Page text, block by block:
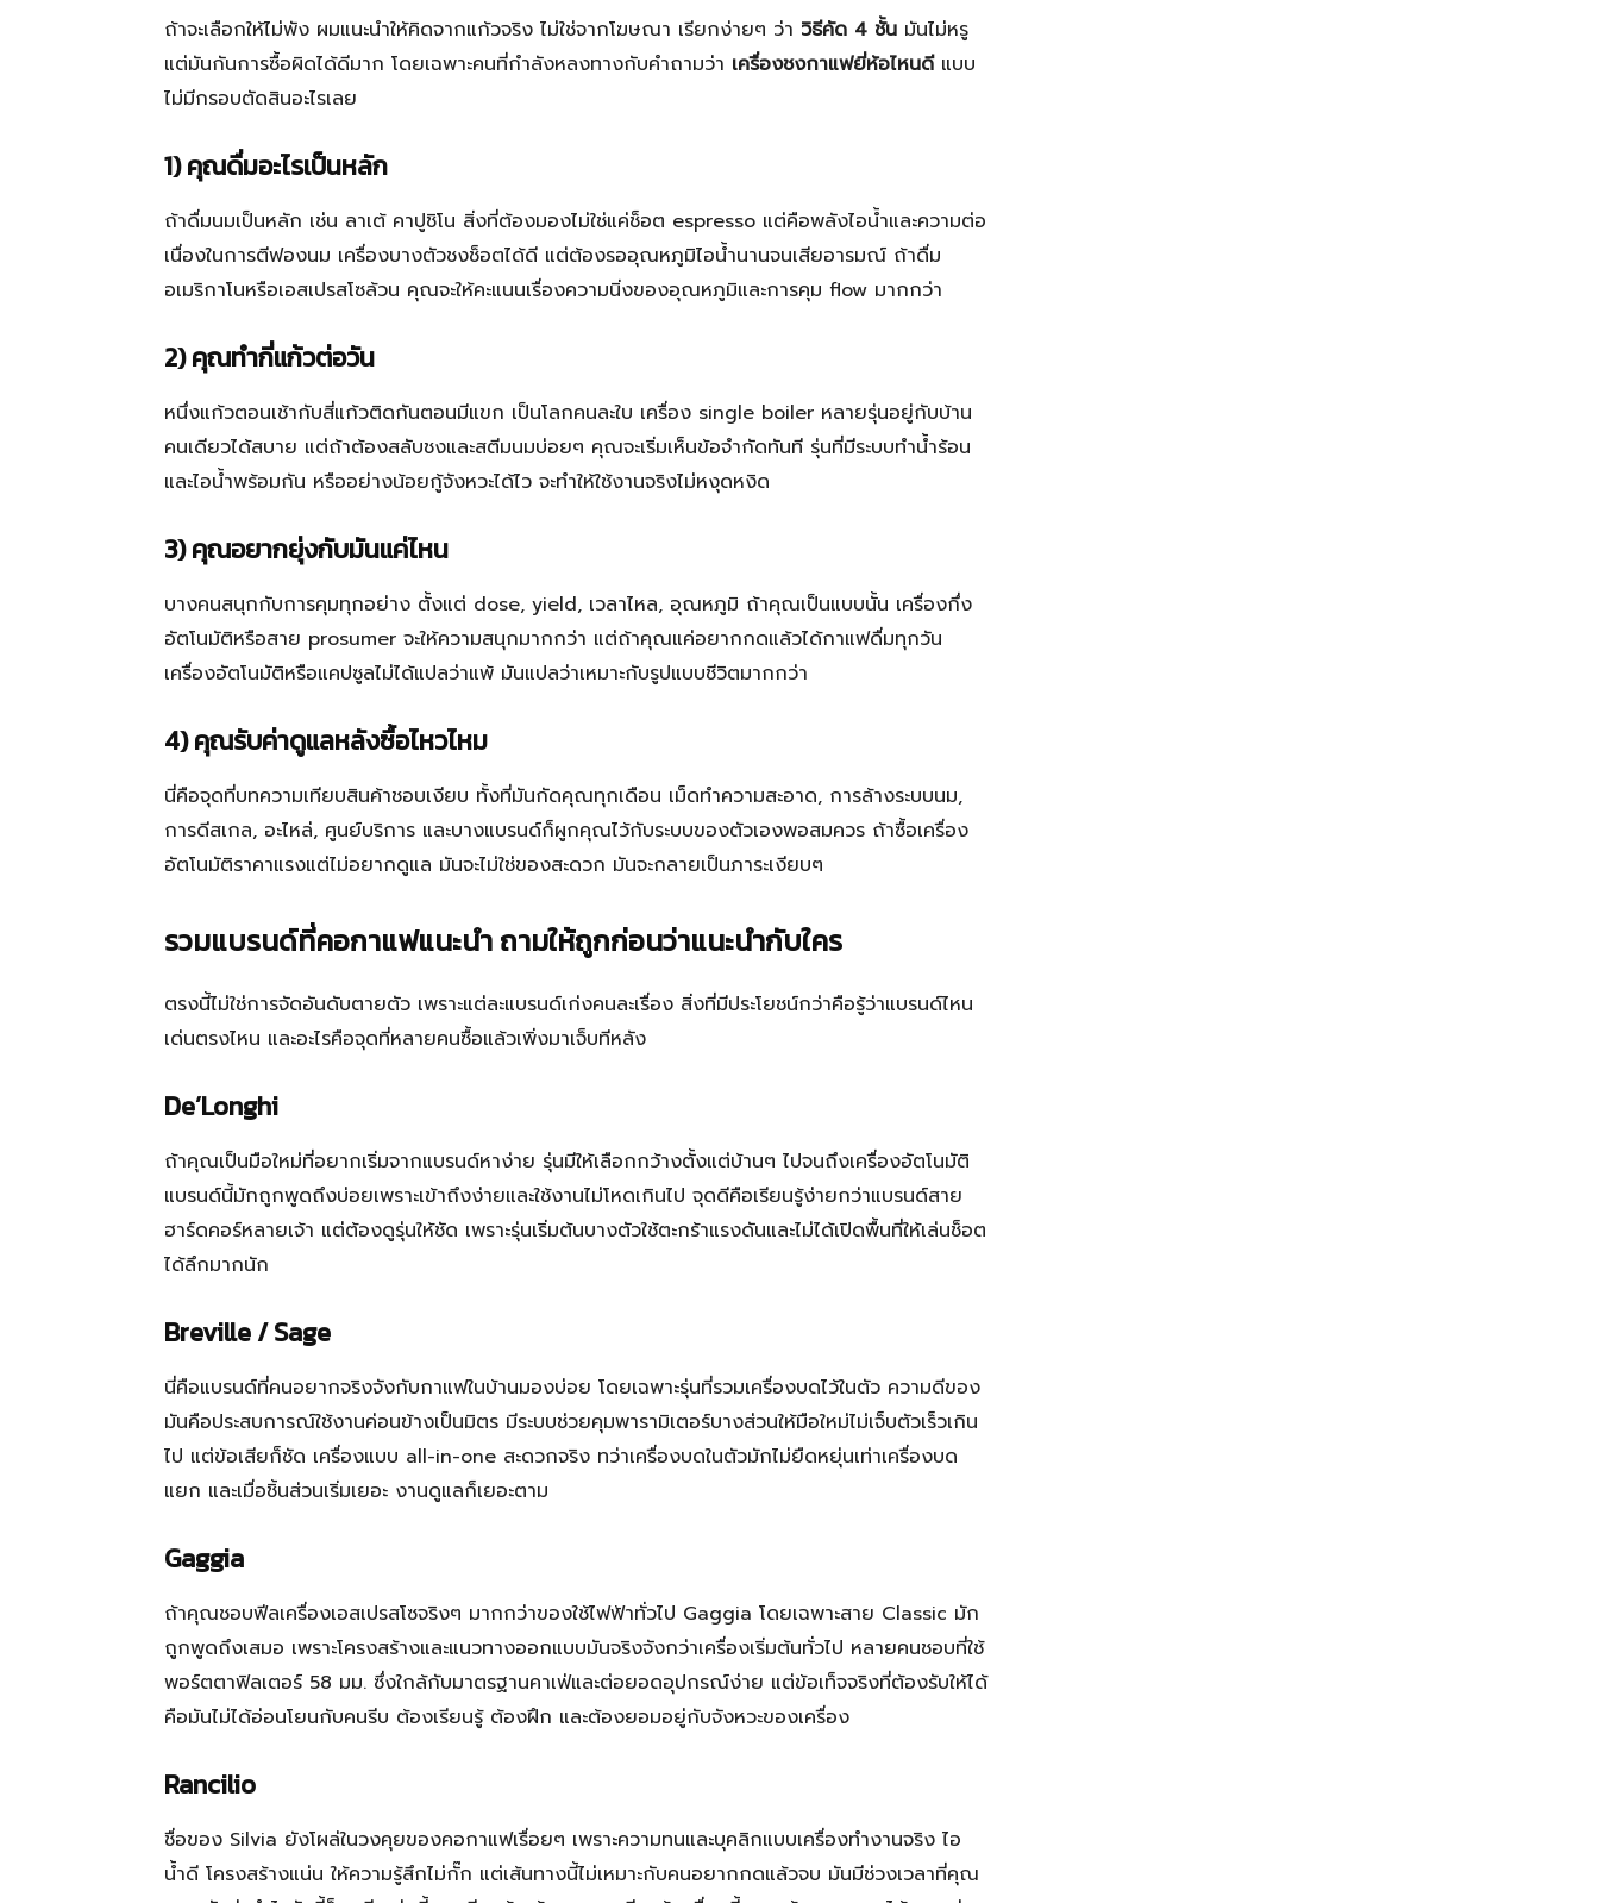
ถ้าจะเลือกให้ไม่พัง ผมแนะนำให้คิดจากแก้วจริง ไม่ใช่จากโฆษณา เรียกง่ายๆ ว่า วิธีคัด 4 ชั้น มันไม่หรู
แต่มันกันการซื้อผิดได้ดีมาก โดยเฉพาะคนที่กำลังหลงทางกับคำถามว่า เครื่องชงกาแฟยี่ห้อไหนดีแบบ
ไม่มีกรอบตัดสินอะไรเลย
1) คุณดื่มอะไรเป็นหลัก
ถ้าดื่มนมเป็นหลัก เช่น ลาเต้ คาปูชิโน สิ่งที่ต้องมองไม่ใช่แค่ช็อต espresso แต่คือพลังไอน้ำและความต่อ
เนื่องในการตีฟองนม เครื่องบางตัวชงช็อตได้ดี แต่ต้องรออุณหภูมิไอน้ำนานจนเสียอารมณ์ ถ้าดื่ม
อเมริกาโนหรือเอสเปรสโซล้วน คุณจะให้คะแนนเรื่องความนิ่งของอุณหภูมิและการคุม flow มากกว่า
2) คุณทำกี่แก้วต่อวัน
หนึ่งแก้วตอนเช้ากับสี่แก้วติดกันตอนมีแขก เป็นโลกคนละใบ เครื่อง single boiler หลายรุ่นอยู่กับบ้าน
คนเดียวได้สบาย แต่ถ้าต้องสลับชงและสตีมนมบ่อยๆ คุณจะเริ่มเห็นข้อจำกัดทันที รุ่นที่มีระบบทำน้ำร้อน
และไอน้ำพร้อมกัน หรืออย่างน้อยกู้จังหวะได้ไว จะทำให้ใช้งานจริงไม่หงุดหงิด
3) คุณอยากยุ่งกับมันแค่ไหน
บางคนสนุกกับการคุมทุกอย่าง ตั้งแต่ dose, yield, เวลาไหล, อุณหภูมิ ถ้าคุณเป็นแบบนั้น เครื่องกึ่ง
อัตโนมัติหรือสาย prosumer จะให้ความสนุกมากกว่า แต่ถ้าคุณแค่อยากกดแล้วได้กาแฟดื่มทุกวัน
เครื่องอัตโนมัติหรือแคปซูลไม่ได้แปลว่าแพ้ มันแปลว่าเหมาะกับรูปแบบชีวิตมากกว่า
4) คุณรับค่าดูแลหลังซื้อไหวไหม
นี่คือจุดที่บทความเทียบสินค้าชอบเงียบ ทั้งที่มันกัดคุณทุกเดือน เม็ดทำความสะอาด, การล้างระบบนม,
การดีสเกล, อะไหล่, ศูนย์บริการ และบางแบรนด์ก็ผูกคุณไว้กับระบบของตัวเองพอสมควร ถ้าซื้อเครื่อง
อัตโนมัติราคาแรงแต่ไม่อยากดูแล มันจะไม่ใช่ของสะดวก มันจะกลายเป็นภาระเงียบๆ
รวมแบรนด์ที่คอกาแฟแนะนำ ถามให้ถูกก่อนว่าแนะนำกับใคร
ตรงนี้ไม่ใช่การจัดอันดับตายตัว เพราะแต่ละแบรนด์เก่งคนละเรื่อง สิ่งที่มีประโยชน์กว่าคือรู้ว่าแบรนด์ไหน
เด่นตรงไหน และอะไรคือจุดที่หลายคนซื้อแล้วเพิ่งมาเจ็บทีหลัง
De’Longhi
ถ้าคุณเป็นมือใหม่ที่อยากเริ่มจากแบรนด์หาง่าย รุ่นมีให้เลือกกว้างตั้งแต่บ้านๆ ไปจนถึงเครื่องอัตโนมัติ
แบรนด์นี้มักถูกพูดถึงบ่อยเพราะเข้าถึงง่ายและใช้งานไม่โหดเกินไป จุดดีคือเรียนรู้ง่ายกว่าแบรนด์สาย
ฮาร์ดคอร์หลายเจ้า แต่ต้องดูรุ่นให้ชัด เพราะรุ่นเริ่มต้นบางตัวใช้ตะกร้าแรงดันและไม่ได้เปิดพื้นที่ให้เล่นช็อต
ได้ลึกมากนัก
Breville / Sage
นี่คือแบรนด์ที่คนอยากจริงจังกับกาแฟในบ้านมองบ่อย โดยเฉพาะรุ่นที่รวมเครื่องบดไว้ในตัว ความดีของ
มันคือประสบการณ์ใช้งานค่อนข้างเป็นมิตร มีระบบช่วยคุมพารามิเตอร์บางส่วนให้มือใหม่ไม่เจ็บตัวเร็วเกิน
ไป แต่ข้อเสียก็ชัด เครื่องแบบ all-in-one สะดวกจริง ทว่าเครื่องบดในตัวมักไม่ยืดหยุ่นเท่าเครื่องบด
แยก และเมื่อชิ้นส่วนเริ่มเยอะ งานดูแลก็เยอะตาม
Gaggia
ถ้าคุณชอบฟีลเครื่องเอสเปรสโซจริงๆ มากกว่าของใช้ไฟฟ้าทั่วไป Gaggia โดยเฉพาะสาย Classic มัก
ถูกพูดถึงเสมอ เพราะโครงสร้างและแนวทางออกแบบมันจริงจังกว่าเครื่องเริ่มต้นทั่วไป หลายคนชอบที่ใช้
พอร์ตตาฟิลเตอร์ 58 มม. ซึ่งใกล้กับมาตรฐานคาเฟ่และต่อยอดอุปกรณ์ง่าย แต่ข้อเท็จจริงที่ต้องรับให้ได้
คือมันไม่ได้อ่อนโยนกับคนรีบ ต้องเรียนรู้ ต้องฝึก และต้องยอมอยู่กับจังหวะของเครื่อง
Rancilio
ชื่อของ Silvia ยังโผล่ในวงคุยของคอกาแฟเรื่อยๆ เพราะความทนและบุคลิกแบบเครื่องทำงานจริง ไอ
น้ำดี โครงสร้างแน่น ให้ความรู้สึกไม่กั๊ก แต่เส้นทางนี้ไม่เหมาะกับคนอยากกดแล้วจบ มันมีช่วงเวลาที่คุณ